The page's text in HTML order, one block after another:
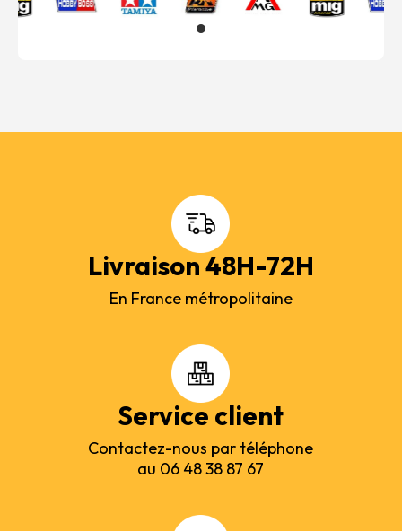
Livraison 48H-72H
En France métropolitaine
Service client
Contactez-nous par téléphone
au 06 48 38 87 67